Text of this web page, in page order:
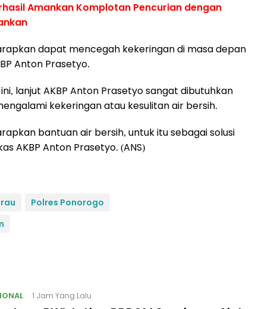
Amankan Komplotan Pencurian dengan
dapat mencegah kekeringan di masa depan
Anton Prasetyo.
lanjut AKBP Anton Prasetyo sangat dibutuhkan
kekeringan atau kesulitan air bersih.
bantuan air bersih, untuk itu sebagai solusi
AKBP Anton Prasetyo. (ANS)
Polres Ponorogo
1 Jam Yang Lalu